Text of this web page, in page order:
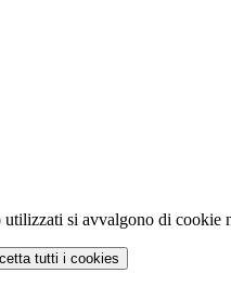
si avvalgono di
tutti i cookies